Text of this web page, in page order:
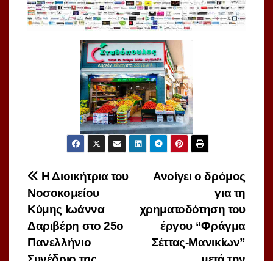
Πλοήγηση
άρθρων
Ανοίγει ο δρόμος
για τη
χρηματοδότηση του
έργου “Φράγμα
Σέττας-Μανικίων”
Η Διοικήτρια του
Νοσοκομείου
Κύμης Ιωάννα
Δαριβέρη στο 25ο
Πανελλήνιο